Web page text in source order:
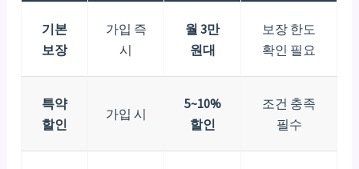
기본
보장
가입 즉
시
월 3만
원대
보장 한도
확인 필요
특약
할인
가입 시
5~10%
할인
조건 충족
필수